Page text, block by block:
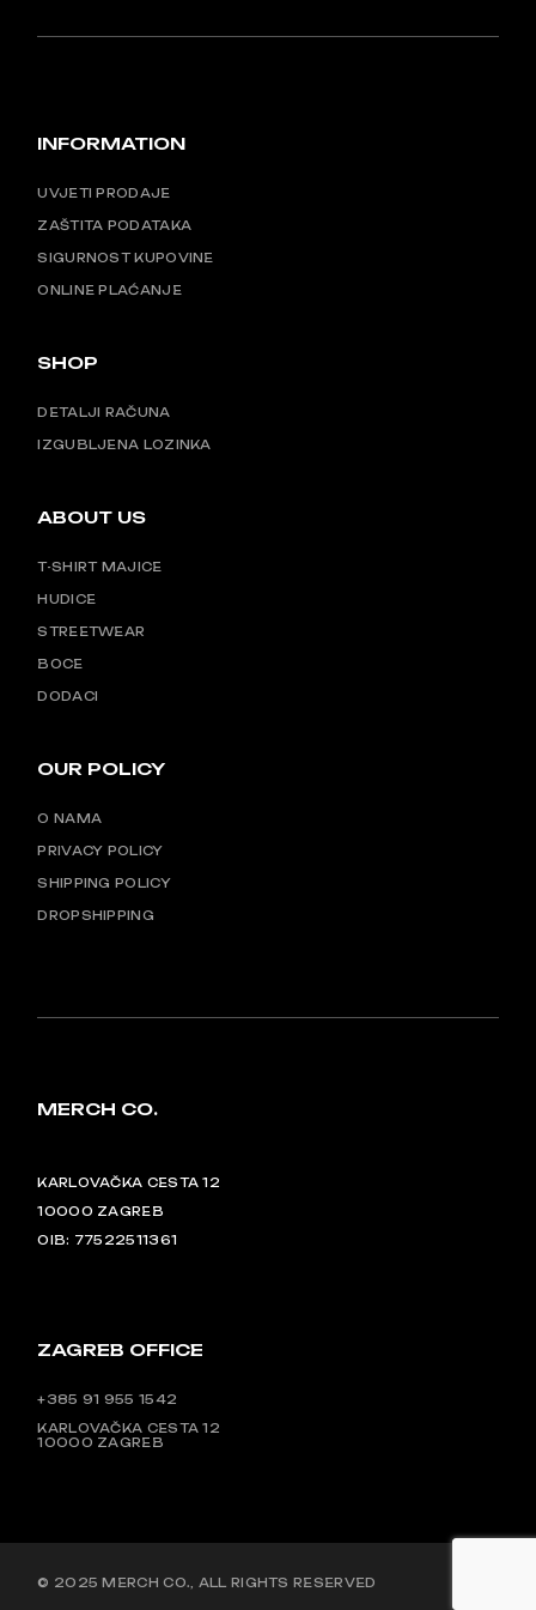
INFORMATION
UVJETI PRODAJE
ZAŠTITA PODATAKA
SIGURNOST KUPOVINE
ONLINE PLAĆANJE
SHOP
DETALJI RAČUNA
IZGUBLJENA LOZINKA
ABOUT US
T-SHIRT MAJICE
HUDICE
STREETWEAR
BOCE
DODACI
OUR POLICY
O NAMA
PRIVACY POLICY
SHIPPING POLICY
DROPSHIPPING
MERCH CO.
KARLOVAČKA CESTA 12
10000 ZAGREB
OIB: 77522511361
ZAGREB OFFICE
+385 91 955 1542
KARLOVAČKA CESTA 12
10000 ZAGREB
© 2025 MERCH CO. , ALL RIGHTS RESERVED